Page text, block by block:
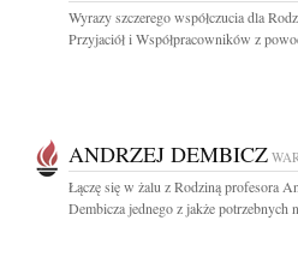
Wyrazy szczerego współczucia dla
Przyjaciół i Współpracowników z
ANDRZEJ DEMBICZ
Łączę się w żalu z Rodziną profesora
Dembicza jednego z jakże potrzebnych